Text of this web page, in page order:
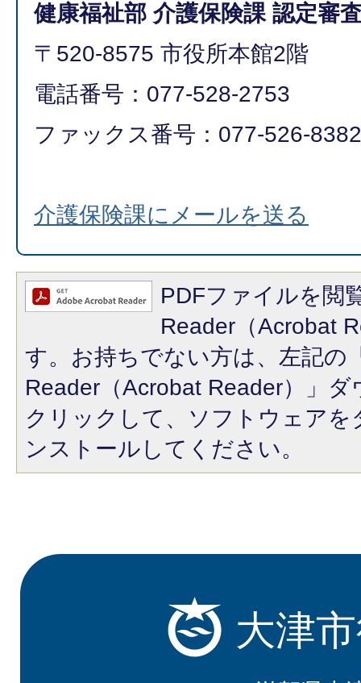
健康福祉部 介護保険課 認定審
〒520-8575 市役所本館2階
電話番号：077-528-2753
ファックス番号：077-526-8382
介護保険課にメールを送る
PDFファイルを閲
Reader（Acrobat
す。お持ちでない方は、左記の
Reader（Acrobat Reader）」
クリックして、ソフトウェア
ンストールしてください。
大津